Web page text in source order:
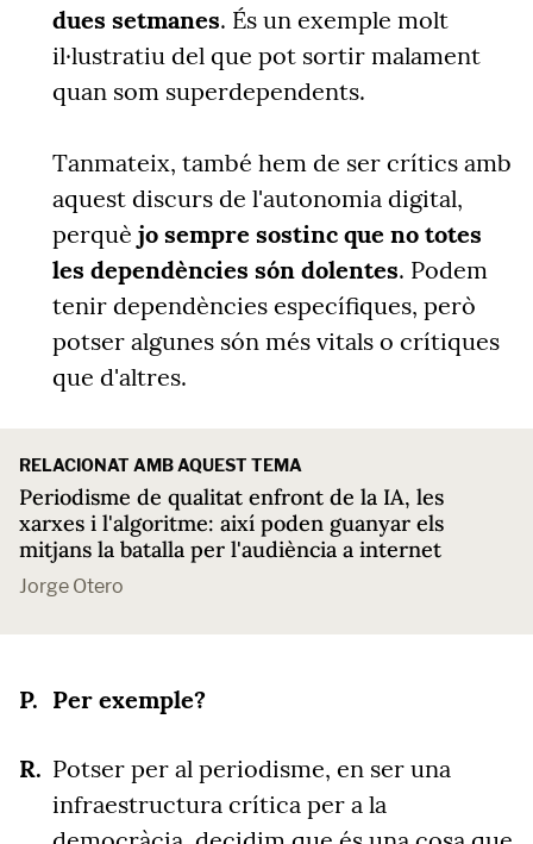
dues setmanes. És un exemple molt
il·lustratiu del que pot sortir malament
quan som superdependents.
Tanmateix, també hem de ser crítics amb
aquest discurs de l'autonomia digital,
perquè jo sempre sostinc que no totes
les dependències són dolentes. Podem
tenir dependències específiques, però
potser algunes són més vitals o crítiques
que d'altres.
RELACIONAT AMB AQUEST TEMA
Periodisme de qualitat enfront de la IA, les
xarxes i l'algoritme: així poden guanyar els
mitjans la batalla per l'audiència a internet
Jorge Otero
Per exemple?
Potser per al periodisme, en ser una
infraestructura crítica per a la